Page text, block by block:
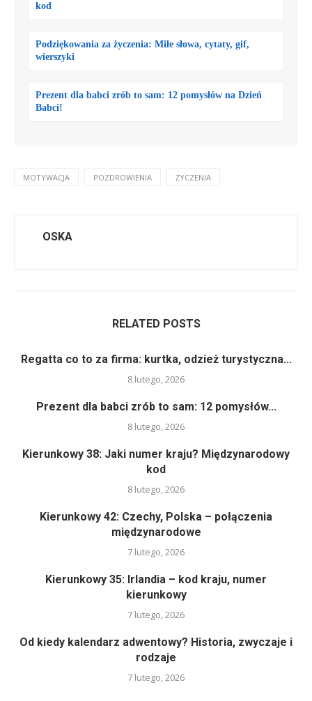
kod
Podziękowania za życzenia: Miłe słowa, cytaty, gif,
wierszyki
Prezent dla babci zrób to sam: 12 pomysłów na Dzień
Babci!
MOTYWACJA POZDROWIENIA ŻYCZENIA
OSKA
RELATED POSTS
Regatta co to za firma: kurtka, odzież turystyczna...
8 lutego, 2026
Prezent dla babci zrób to sam: 12 pomysłów...
8 lutego, 2026
Kierunkowy 38: Jaki numer kraju? Międzynarodowy
kod
8 lutego, 2026
Kierunkowy 42: Czechy, Polska – połączenia
międzynarodowe
7 lutego, 2026
Kierunkowy 35: Irlandia – kod kraju, numer
kierunkowy
7 lutego, 2026
Od kiedy kalendarz adwentowy? Historia, zwyczaje i
rodzaje
7 lutego, 2026